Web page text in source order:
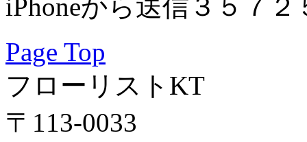
iPhoneから送信３５７２
Page Top
フローリストKT
〒113-0033